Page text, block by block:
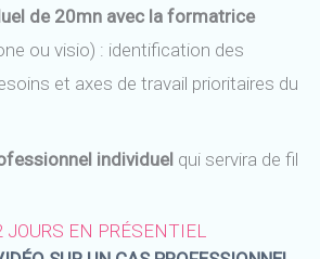
de 20mn avec la formatrice
ou visio) : identification des
et axes de travail prioritaires du
individuel qui servira de fil
JOURS EN PRÉSENTIEL